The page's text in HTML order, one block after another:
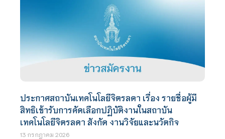
ประกาศสถาบันเทคโนโลยีจิตรลดา เรื่อง รายชื่อผู้มี
สิทธิเข้ารับการคัดเลือกปฏิบัติงานในสถาบัน
เทคโนโลยีจิตรลดา สังกัด งานวิจัยและนวัตกิจ
13 กรกฎาคม 2026